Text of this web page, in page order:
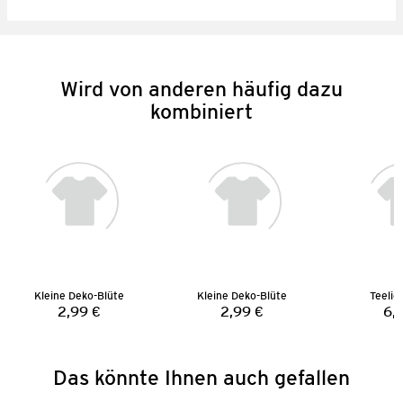
Wird von anderen häufig dazu
kombiniert
Kleine Deko-Blüte
Preis:
2,99 €
Kleine Deko-Blüte
Preis:
2,99 €
Das könnte Ihnen auch gefallen